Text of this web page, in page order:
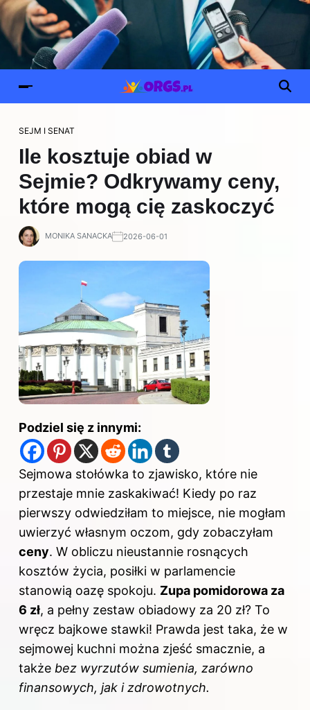
SEJM I SENAT
Ile kosztuje obiad w
Sejmie? Odkrywamy ceny,
które mogą cię zaskoczyć
MONIKA SANACKA 2026-06-01
Podziel się z innymi:
Sejmowa stołówka to zjawisko, które nie
przestaje mnie zaskakiwać! Kiedy po raz
pierwszy odwiedziłam to miejsce, nie mogłam
uwierzyć własnym oczom, gdy zobaczyłam
ceny. W obliczu nieustannie rosnących
kosztów życia, posiłki w parlamencie
stanowią oazę spokoju. Zupa pomidorowa za
6 zł, a pełny zestaw obiadowy za 20 zł? To
wręcz bajkowe stawki! Prawda jest taka, że w
sejmowej kuchni można zjeść smacznie, a
także bez wyrzutów sumienia, zarówno
finansowych, jak i zdrowotnych.